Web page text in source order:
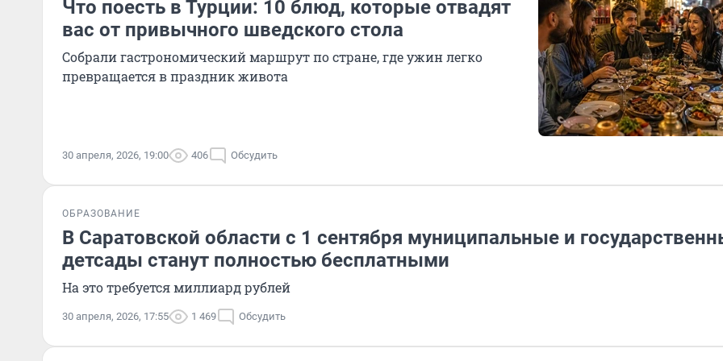
Что поесть в Турции: 10 блюд, которые отвадят
вас от привычного шведского стола
Собрали гастрономический маршрут по стране, где ужин легко
превращается в праздник живота
30 апреля, 2026, 19:00 406 Обсудить
ОБРАЗОВАНИЕ
В Саратовской области с 1 сентября муниципальные и
детсады станут полностью бесплатными
На это требуется миллиард рублей
30 апреля, 2026, 17:55 1 469 Обсудить